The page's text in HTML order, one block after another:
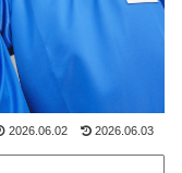
2026.06.02 2026.06.03